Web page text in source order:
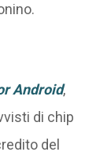
Android,
di chip
del